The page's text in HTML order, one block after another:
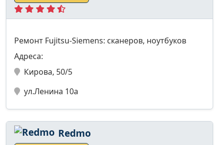
Ремонт Fujitsu-Siemens: сканеров, ноутбуков
Адреса:
Кирова, 50/5
ул.Ленина 10а
Redmo